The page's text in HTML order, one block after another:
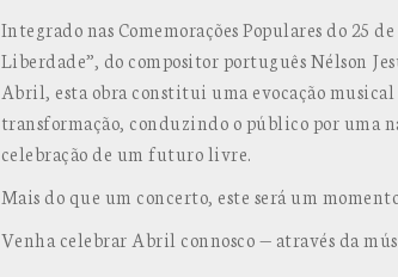
Integrado nas Comemorações Populares do 25
Liberdade”, do compositor português Nélson
Abril, esta obra constitui uma evocação
transformação, conduzindo o público por uma
celebração de um futuro livre.
Mais do que um concerto, este será um
Venha celebrar Abril connosco — através da